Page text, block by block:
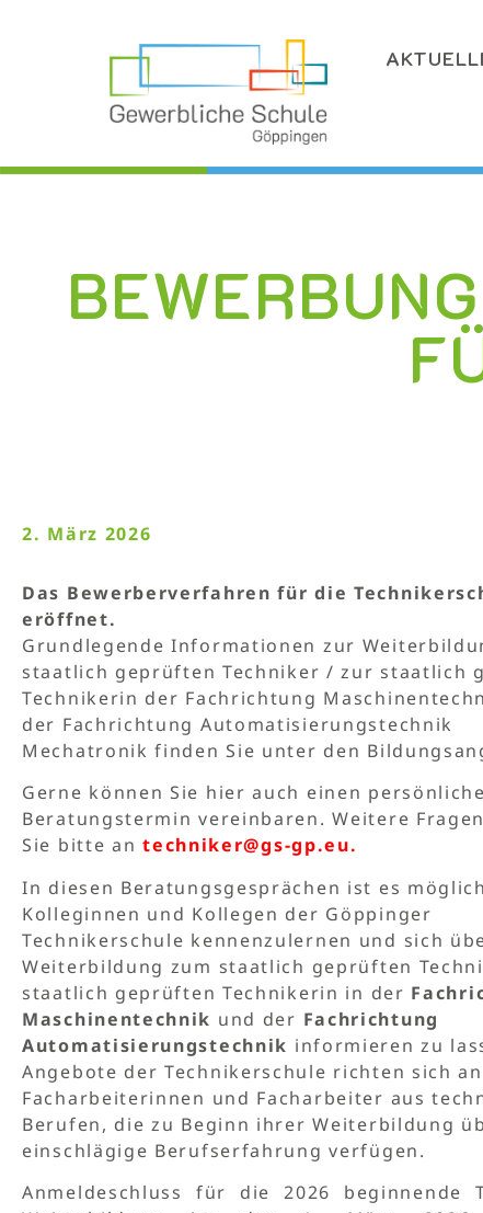
2. März 2026
Das Bewerberverfahren für die
eröffnet.
Grundlegende Informationen zur
staatlich geprüften Techniker / zur staatlich
Technikerin der Fachrichtung
der Fachrichtung Automatisierungstechnik
Mechatronik finden Sie unter den
Gerne können Sie hier auch einen
Beratungstermin vereinbaren. Weitere
Sie bitte antechniker@gs-gp.eu.
In diesen Beratungsgesprächen ist es
Kolleginnen und Kollegen der Göppinger
Technikerschule kennenzulernen und sich
Weiterbildung zum staatlich geprüften
staatlich geprüften Technikerin in der
Maschinentechnik und der Fachrichtung
Automatisierungstechnik informieren zu
Angebote der Technikerschule richten sich an
Facharbeiterinnen und Facharbeiter aus
Berufen, die zu Beginn ihrer Weiterbildung
einschlägige Berufserfahrung verfügen.
Anmeldeschluss für die 2026 beginnende